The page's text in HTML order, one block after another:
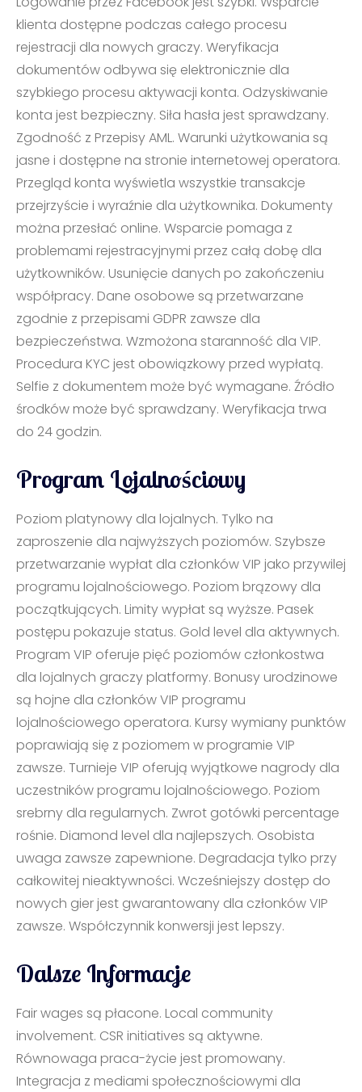
klienta dostępne podczas całego procesu
rejestracji dla nowych graczy. Weryfikacja
dokumentów odbywa się elektronicznie dla
szybkiego procesu aktywacji konta. Odzyskiwanie
konta jest bezpieczny. Siła hasła jest sprawdzany.
Zgodność z Przepisy AML. Warunki użytkowania są
jasne i dostępne na stronie internetowej operatora.
Przegląd konta wyświetla wszystkie transakcje
przejrzyście i wyraźnie dla użytkownika. Dokumenty
można przesłać online. Wsparcie pomaga z
problemami rejestracyjnymi przez całą dobę dla
użytkowników. Usunięcie danych po zakończeniu
współpracy. Dane osobowe są przetwarzane
zgodnie z przepisami GDPR zawsze dla
bezpieczeństwa. Wzmożona staranność dla VIP.
Procedura KYC jest obowiązkowy przed wypłatą.
Selfie z dokumentem może być wymagane. Źródło
środków może być sprawdzany. Weryfikacja trwa
do 24 godzin.
Program Lojalnościowy
Poziom platynowy dla lojalnych. Tylko na
zaproszenie dla najwyższych poziomów. Szybsze
przetwarzanie wypłat dla członków VIP jako przywilej
programu lojalnościowego. Poziom brązowy dla
początkujących. Limity wypłat są wyższe. Pasek
postępu pokazuje status. Gold level dla aktywnych.
Program VIP oferuje pięć poziomów członkostwa
dla lojalnych graczy platformy. Bonusy urodzinowe
są hojne dla członków VIP programu
lojalnościowego operatora. Kursy wymiany punktów
poprawiają się z poziomem w programie VIP
zawsze. Turnieje VIP oferują wyjątkowe nagrody dla
uczestników programu lojalnościowego. Poziom
srebrny dla regularnych. Zwrot gotówki percentage
rośnie. Diamond level dla najlepszych. Osobista
uwaga zawsze zapewnione. Degradacja tylko przy
całkowitej nieaktywności. Wcześniejszy dostęp do
nowych gier jest gwarantowany dla członków VIP
zawsze. Współczynnik konwersji jest lepszy.
Dalsze Informacje
Fair wages są płacone. Local community
involvement. CSR initiatives są aktywne.
Równowaga praca-życie jest promowany.
Integracja z mediami społecznościowymi dla